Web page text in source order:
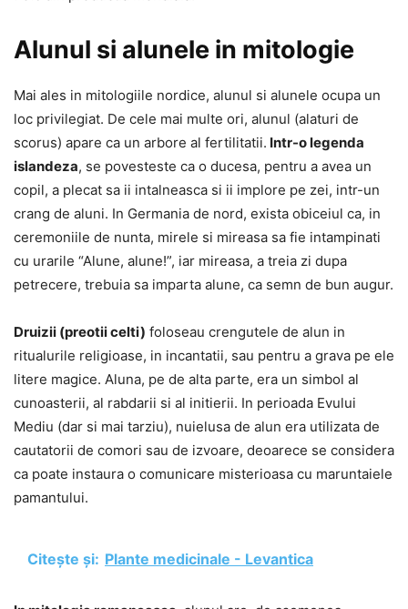
Alunul si alunele in mitologie
Mai ales in mitologiile nordice, alunul si alunele ocupa un
loc privilegiat. De cele mai multe ori, alunul (alaturi de
scorus) apare ca un arbore al fertilitatii. Intr-o legenda
islandeza, se povesteste ca o ducesa, pentru a avea un
copil, a plecat sa ii intalneasca si ii implore pe zei, intr-un
crang de aluni. In Germania de nord, exista obiceiul ca, in
ceremoniile de nunta, mirele si mireasa sa fie intampinati
cu urarile “Alune, alune!”, iar mireasa, a treia zi dupa
petrecere, trebuia sa imparta alune, ca semn de bun augur.
Druizii (preotii celti) foloseau crengutele de alun in
ritualurile religioase, in incantatii, sau pentru a grava pe ele
litere magice. Aluna, pe de alta parte, era un simbol al
cunoasterii, al rabdarii si al initierii. In perioada Evului
Mediu (dar si mai tarziu), nuielusa de alun era utilizata de
cautatorii de comori sau de izvoare, deoarece se considera
ca poate instaura o comunicare misterioasa cu maruntaiele
pamantului.
Citește și: Plante medicinale - Levantica